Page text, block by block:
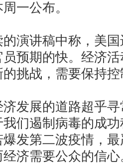
一公布。
讲稿中称，美国
预期的快。经济
挑战，需要保持
展的道路超乎寻
们遏制病毒的成
发第二波疫情，
济需要公众的信心